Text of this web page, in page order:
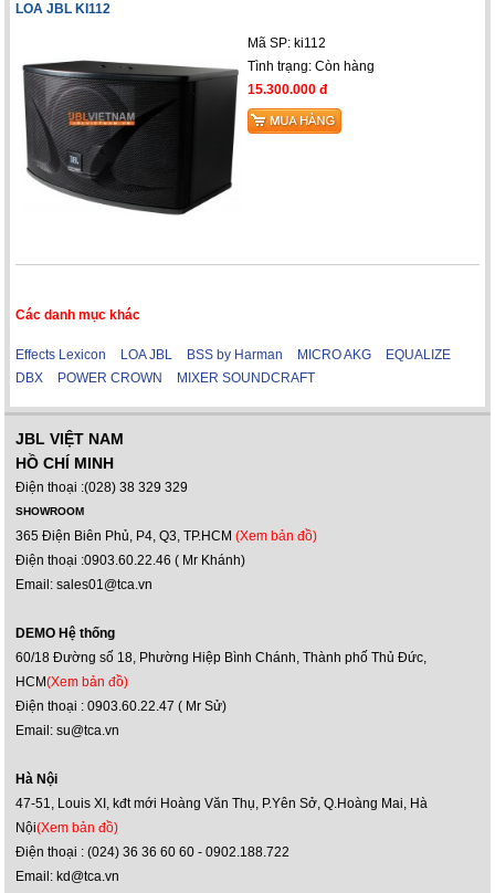
LOA JBL KI112
Mã SP: ki112
Tình trạng: Còn hàng
15.300.000 đ
Các danh mục khác
Effects Lexicon LOA JBL BSS by Harman MICRO AKG
EQUALIZE
DBX
POWER CROWN MIXER SOUNDCRAFT
JBL VIỆT NAM
HỒ CHÍ MINH
Điện thoại :(028) 38 329 329
SHOWROOM
365 Điện Biên Phủ, P4, Q3, TP.HCM(Xem bản đồ)
Điện thoại :0903.60.22.46 ( Mr Khánh)
Email: sales01@tca.vn
DEMO Hệ thống
60/18 Đường số 18, Phường Hiệp Bình Chánh, Thành phố Thủ Đức,
HCM(Xem bản đồ)
Điện thoại : 0903.60.22.47 ( Mr Sử)
Email: su@tca.vn
Hà Nội
47-51, Louis XI, kđt mới Hoàng Văn Thụ, P.Yên Sở, Q.Hoàng Mai, Hà
Nội(Xem bản đồ)
Điện thoại : (024) 36 36 60 60 - 0902.188.722
Email: kd@tca.vn